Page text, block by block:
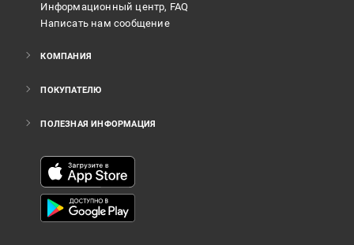
Информационный центр, FAQ
Написать нам сообщение
КОМПАНИЯ
ПОКУПАТЕЛЮ
ПОЛЕЗНАЯ ИНФОРМАЦИЯ